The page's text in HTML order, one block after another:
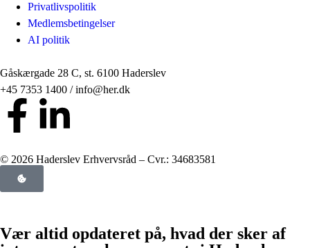
Privatlivspolitik
Medlemsbetingelser
AI politik
Gåskærgade 28 C, st. 6100 Haderslev
+45 7353 1400 / info@her.dk
© 2026 Haderslev Erhvervsråd – Cvr.: 34683581
Vær altid opdateret på, hvad der sker af